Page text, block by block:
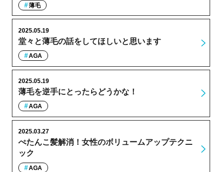
薄毛
堂々と薄毛の話をしてほしいと思います
2025.05.19
AGA
薄毛を逆手にとったらどうかな！
2025.05.19
AGA
ぺたんこ髪解消！女性のボリュームアップテクニ
ック
2025.03.27
AGA